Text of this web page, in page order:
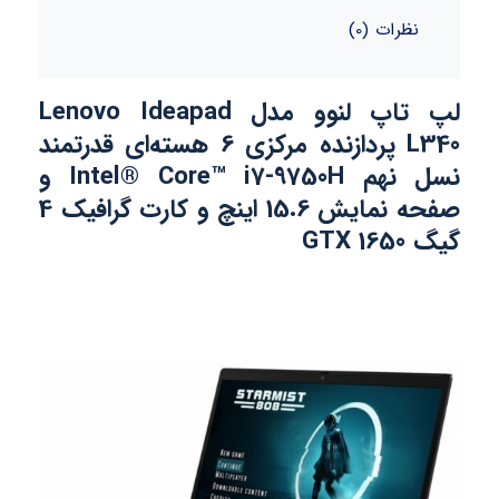
نظرات (0)
لپ تاپ لنوو مدل Lenovo Ideapad
L340 پردازنده مرکزی 6 هسته‌ای قدرتمند
نسل نهم Intel® Core™ i7-9750H و
صفحه نمایش 15.6 اینچ و کارت گرافیک 4
گیگ GTX 1650